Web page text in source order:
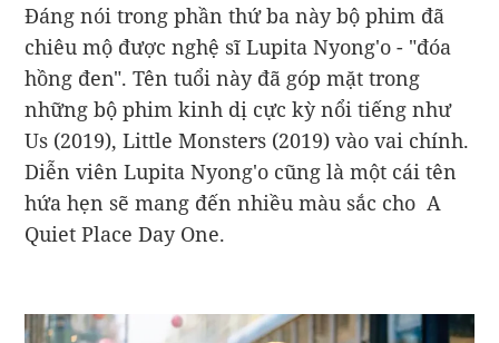
Đáng nói trong phần thứ ba này bộ phim đã
chiêu mộ được nghệ sĩ Lupita Nyong'o - "đóa
hồng đen". Tên tuổi này đã góp mặt trong
những bộ phim kinh dị cực kỳ nổi tiếng như
Us (2019), Little Monsters (2019) vào vai chính.
Diễn viên Lupita Nyong'o cũng là một cái tên
hứa hẹn sẽ mang đến nhiều màu sắc cho A
Quiet Place Day One.